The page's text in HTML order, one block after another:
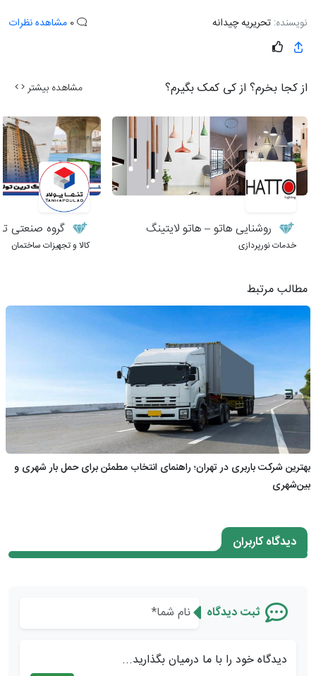
نویسنده: تحریریه چیدانه مشاهده نظرات
از کجا بخرم؟ از کی کمک بگیرم؟ مشاهده بیشتر
روشنایی هاتو – هاتو لایتینگ
خدمات نورپردازی
گروه صنعتی
کالا و تجهیزات ساختمان
مطالب مرتبط
بهترین شرکت باربری در تهران؛ راهنمای انتخاب مطمئن برای حمل بار شهری و
بین‌شهری
دیدگاه کاربران
ثبت دیدگاه
دیدگاه خود را با ما درمیان بگذارید...